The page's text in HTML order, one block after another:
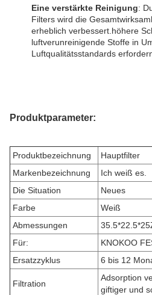
Eine verstärkte Reinigung:
Filters wird die
erheblich verbessert.höhere
luftverunreinigende Stoffe in
Luftqualitätsstandards
Produktparameter:
Produktbezeichnung
Hauptfilter
Markenbezeichnung
Ich weiß es.
Die Situation
Neues
Farbe
Weiß
Abmessungen
35.5*22.5*25
Für:
KNOKOO
Ersatzzyklus
6 bis 12
Filtration
Adsorption
giftiger und